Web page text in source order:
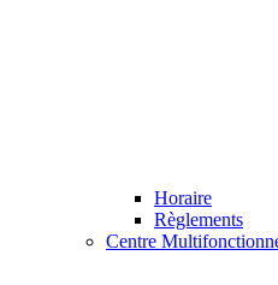
Horaire
Règlements
Centre